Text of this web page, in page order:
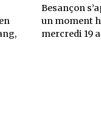
Besançon
un moment
mercredi 19